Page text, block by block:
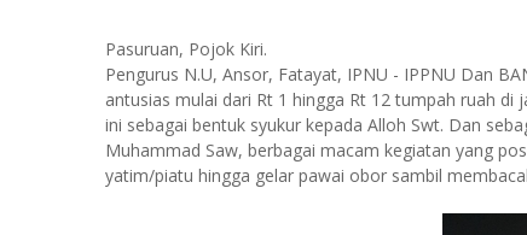
Pasuruan, Pojok Kiri.
Pengurus N.U, Ansor, Fatayat, IPNU - IPPNU Dan
antusias mulai dari Rt 1 hingga Rt 12 tumpah ruah
ini sebagai bentuk syukur kepada Alloh Swt. Dan
Muhammad Saw, berbagai macam kegiatan yang
yatim/piatu hingga gelar pawai obor sambil